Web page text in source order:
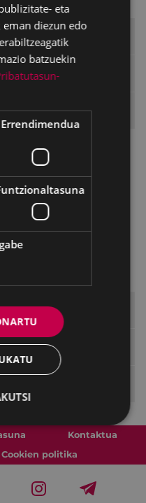
Eskola
Kontaktua
Cookien politika
eta
diezun edo
batzuekin
Errendimendua